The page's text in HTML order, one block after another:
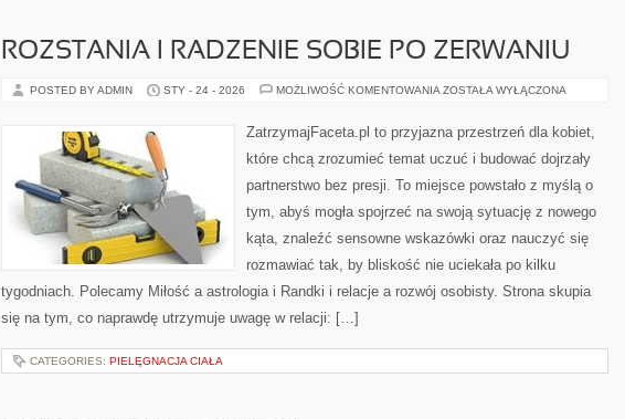
ROZSTANIA I RADZENIE SOBIE PO ZERWANIU
POSTED BY ADMIN STY - 24 - 2026 MOŻLIWOŚĆ KOMENTOWANIA ROZSTANIA
PO
ZOSTAŁA WYŁĄCZONA
ZatrzymajFaceta.pl to przyjazna przestrzeń dla kobiet,
które chcą zrozumieć temat uczuć i budować dojrzały
partnerstwo bez presji. To miejsce powstało z myślą o
tym, abyś mogła spojrzeć na swoją sytuację z nowego
kąta, znaleźć sensowne wskazówki oraz nauczyć się
rozmawiać tak, by bliskość nie uciekała po kilku
tygodniach. Polecamy Miłość a astrologia i Randki i relacje a rozwój osobisty. Strona skupia
się na tym, co naprawdę utrzymuje uwagę w relacji: […]
CATEGORIES: PIELĘGNACJA CIAŁA